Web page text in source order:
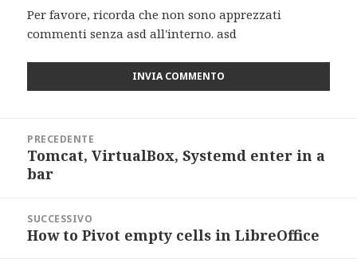
Per favore, ricorda che non sono apprezzati
commenti senza asd all'interno. asd
articoliPRECEDENTE
Articolo
precedente:
Tomcat, VirtualBox, Systemd enter in a
bar
SUCCESSIVO
Articolo
How to Pivot empty cells in LibreOffice